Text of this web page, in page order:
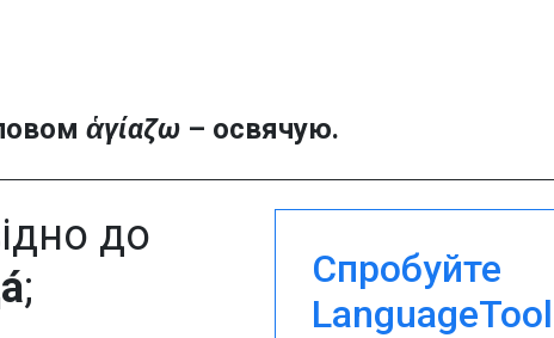
ἁγίαζω – освячую.
до
;
Спробуйте
LanguageTool